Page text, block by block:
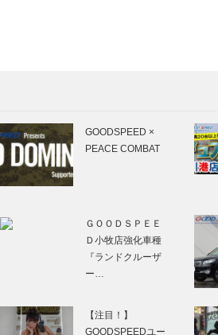
GOODSPEED ×
PEACE COMBAT
ＧＯＯＤＳＰＥＥ
Ｄ小牧店強化車種
『ランドクルーザ
ー…
【注目！】
GOODSPEEDユー